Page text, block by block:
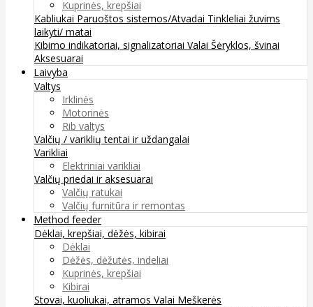
Kuprinės, krepšiai
Kabliukai Paruoštos sistemos/Atvadai Tinkleliai žuvims
laikyti/ matai
Kibimo indikatoriai, signalizatoriai Valai Šėryklos, švinai
Aksesuarai
Laivyba
Valtys
Irklinės
Motorinės
Rib valtys
Valčių / variklių tentai ir uždangalai
Varikliai
Elektriniai varikliai
Valčių priedai ir aksesuarai
Valčių ratukai
Valčių furnitūra ir remontas
Method feeder
Dėklai, krepšiai, dėžės, kibirai
Dėklai
Dėžės, dėžutės, indeliai
Kuprinės, krepšiai
Kibirai
Stovai, kuoliukai, atramos Valai Meškerės